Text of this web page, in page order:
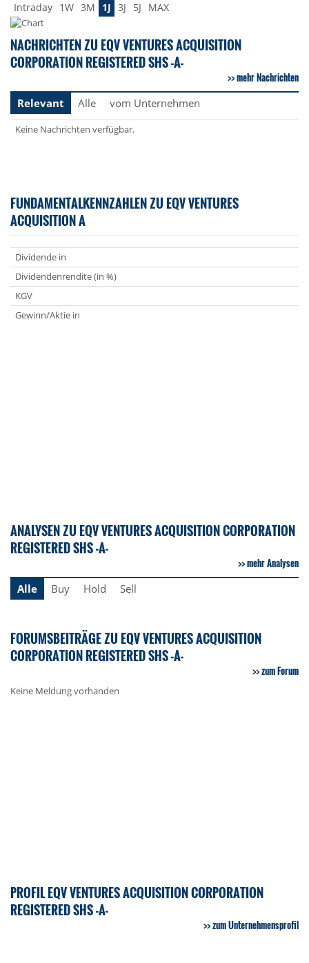
Intraday 1W 3M 1J 3J 5J MAX
NACHRICHTEN ZU EQV VENTURES ACQUISITION
CORPORATION REGISTERED SHS -A-
mehr Nachrichten
Relevant
Alle vom Unternehmen
Keine Nachrichten verfügbar.
FUNDAMENTALKENNZAHLEN ZU EQV VENTURES
ACQUISITION A
Dividende in
Dividendenrendite (in %)
KGV
Gewinn/Aktie in
ANALYSEN ZU EQV VENTURES ACQUISITION CORPORATION
REGISTERED SHS -A-
mehr Analysen
Alle
Buy Hold Sell
FORUMSBEITRÄGE ZU EQV VENTURES ACQUISITION
CORPORATION REGISTERED SHS -A-
zum Forum
Keine Meldung vorhanden
PROFIL EQV VENTURES ACQUISITION CORPORATION
REGISTERED SHS -A-
zum Unternehmensprofil